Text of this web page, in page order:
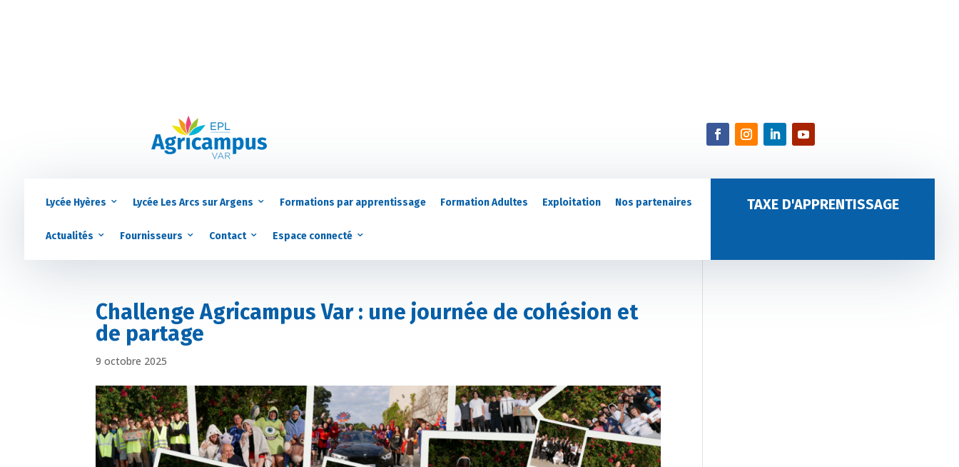
Lycée Hyères Lycée Les Arcs sur Argens Formations par apprentissage Formation Adultes Exploitation Nos partenaires
Actualités Fournisseurs Contact Espace connecté
TAXE D'APPRENTISSAGE
Challenge Agricampus Var : une journée de cohésion et
de partage
9 octobre 2025